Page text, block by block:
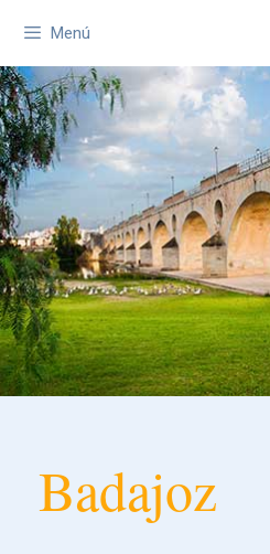
Menú
Badajoz